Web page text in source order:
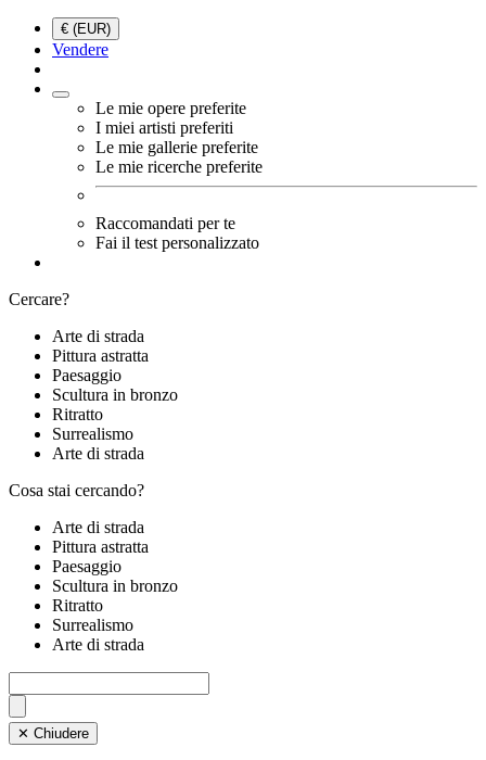
€ (EUR)
Vendere
Le mie opere preferite
I miei artisti preferiti
Le mie gallerie preferite
Le mie ricerche preferite
Raccomandati per te
Fai il test personalizzato
Cercare?
Arte di strada
Pittura astratta
Paesaggio
Scultura in bronzo
Ritratto
Surrealismo
Arte di strada
Cosa stai cercando?
Arte di strada
Pittura astratta
Paesaggio
Scultura in bronzo
Ritratto
Surrealismo
Arte di strada
✕ Chiudere